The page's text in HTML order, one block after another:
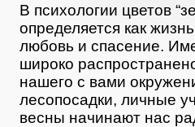
В психологии цветов
определяется как
любовь и спасение.
широко
нашего с вами
лесопосадки, личные
весны начинают нас